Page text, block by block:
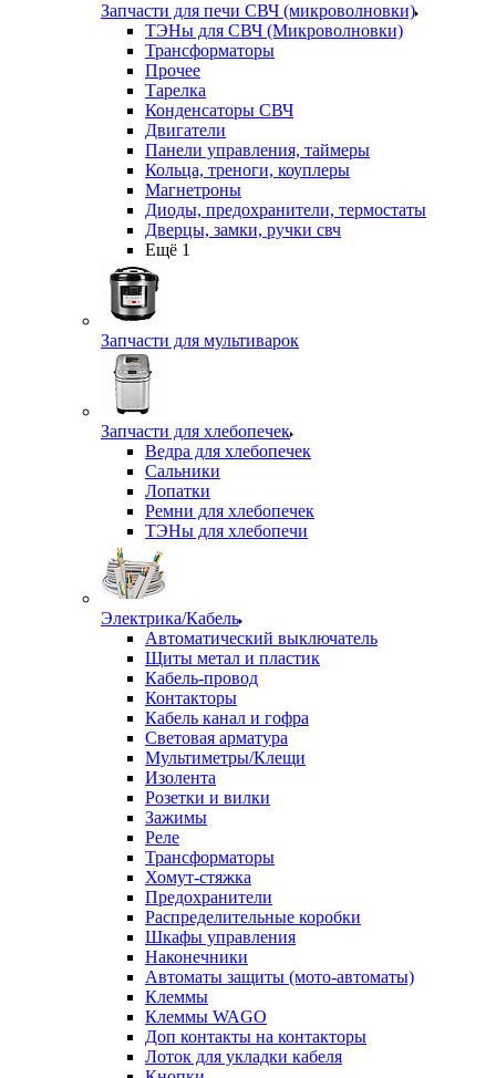
Запчасти для печи СВЧ (микроволновки)
ТЭНы для СВЧ (Микроволновки)
Трансформаторы
Прочее
Тарелка
Конденсаторы СВЧ
Двигатели
Панели управления, таймеры
Кольца, треноги, коуплеры
Магнетроны
Диоды, предохранители, термостаты
Дверцы, замки, ручки свч
Ещё 1
Запчасти для мультиварок
Запчасти для хлебопечек
Ведра для хлебопечек
Сальники
Лопатки
Ремни для хлебопечек
ТЭНы для хлебопечи
Электрика/Кабель
Автоматический выключатель
Щиты метал и пластик
Кабель-провод
Контакторы
Кабель канал и гофра
Световая арматура
Мультиметры/Клещи
Изолента
Розетки и вилки
Зажимы
Реле
Трансформаторы
Хомут-стяжка
Предохранители
Распределительные коробки
Шкафы управления
Наконечники
Автоматы защиты (мото-автоматы)
Клеммы
Клеммы WAGO
Доп контакты на контакторы
Лоток для укладки кабеля